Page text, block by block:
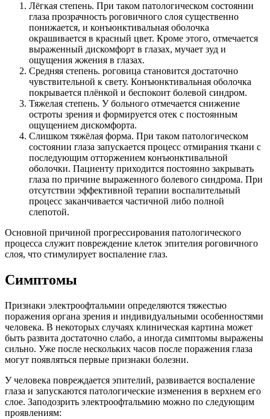
Лёгкая степень. При таком патологическом состоянии
глаза прозрачность роговичного слоя существенно
понижается, и конъюнктивальная оболочка
окрашивается в красный цвет. Кроме этого, отмечается
выраженный дискомфорт в глазах, мучает зуд и
ощущения жжения в глазах.
Средняя степень. роговица становится достаточно
чувствительной к свету. Конъюнктивальная оболочка
покрывается плёнкой и беспокоит болевой синдром.
Тяжелая степень. У больного отмечается снижение
остроты зрения и формируется отек с постоянным
ощущением дискомфорта.
Слишком тяжёлая форма. При таком патологическом
состоянии глаза запускается процесс отмирания ткани с
последующим отторжением конъюнктивальной
оболочки. Пациенту приходится постоянно закрывать
глаза по причине выраженного болевого синдрома. При
отсутствии эффективной терапии воспалительный
процесс заканчивается частичной либо полной
слепотой.
Основной причиной прогрессирования патологического
процесса служит повреждение клеток эпителия роговичного
слоя, что стимулирует воспаление глаз.
Симптомы
Признаки электроофтальмии определяются тяжестью
поражения органа зрения и индивидуальными особенностями
человека. В некоторых случаях клиническая картина может
быть развита достаточно слабо, а иногда симптомы выражены
сильно. Уже после нескольких часов после поражения глаза
могут появляться первые признаки болезни.
У человека повреждается эпителий, развивается воспаление
глаза и запускаются патологические изменения в верхнем его
слое. Заподозрить электроофтальмию можно по следующим
проявлениям: